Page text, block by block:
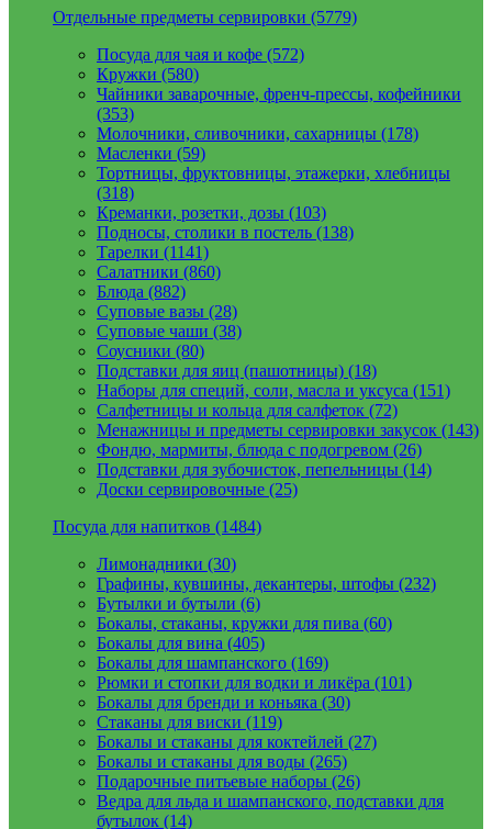
Отдельные предметы сервировки (5779)
Посуда для чая и кофе (572)
Кружки (580)
Чайники заварочные, френч-прессы, кофейники
(353)
Молочники, сливочники, сахарницы (178)
Масленки (59)
Тортницы, фруктовницы, этажерки, хлебницы
(318)
Креманки, розетки, дозы (103)
Подносы, столики в постель (138)
Тарелки (1141)
Салатники (860)
Блюда (882)
Суповые вазы (28)
Суповые чаши (38)
Соусники (80)
Подставки для яиц (пашотницы) (18)
Наборы для специй, соли, масла и уксуса (151)
Салфетницы и кольца для салфеток (72)
Менажницы и предметы сервировки закусок (143)
Фондю, мармиты, блюда с подогревом (26)
Подставки для зубочисток, пепельницы (14)
Доски сервировочные (25)
Посуда для напитков (1484)
Лимонадники (30)
Графины, кувшины, декантеры, штофы (232)
Бутылки и бутыли (6)
Бокалы, стаканы, кружки для пива (60)
Бокалы для вина (405)
Бокалы для шампанского (169)
Рюмки и стопки для водки и ликёра (101)
Бокалы для бренди и коньяка (30)
Стаканы для виски (119)
Бокалы и стаканы для коктейлей (27)
Бокалы и стаканы для воды (265)
Подарочные питьевые наборы (26)
Ведра для льда и шампанского, подставки для
бутылок (14)